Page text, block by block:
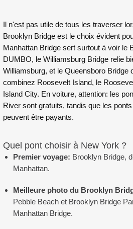
Il n'est pas utile de tous les traverser
Brooklyn Bridge est le choix évident
Manhattan Bridge sert surtout à voir le
DUMBO, le Williamsburg Bridge relie
Williamsburg, et le Queensboro Bridge
combinez Roosevelt Island, le
Island City. En voiture, attention: les
River sont gratuits, tandis que les
peuvent être payants.
Quel pont choisir à New York ?
Premier voyage: Brooklyn Bridge,
Manhattan.
Meilleure photo du Brooklyn
Pebble Beach et Brooklyn Bridge
Manhattan Bridge.